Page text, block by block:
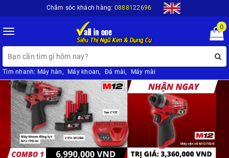
Chăm sóc khách hàng: 0888122696
Toggle
navigation
0
Tìm nhanh: Máy hàn, Máy khoan, Đá mài, Máy mài